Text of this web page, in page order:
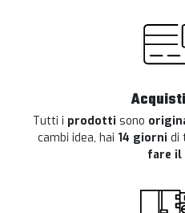
Tutti i prodotti sono
cambi idea, hai 14 giorni di
fare il